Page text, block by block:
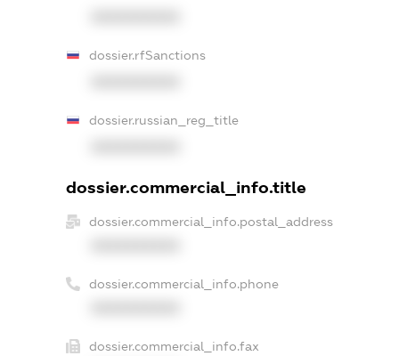
dossier.rfSanctions
dossier.russian_reg_title
dossier.commercial_info.title
dossier.commercial_info.postal_address
dossier.commercial_info.phone
dossier.commercial_info.fax